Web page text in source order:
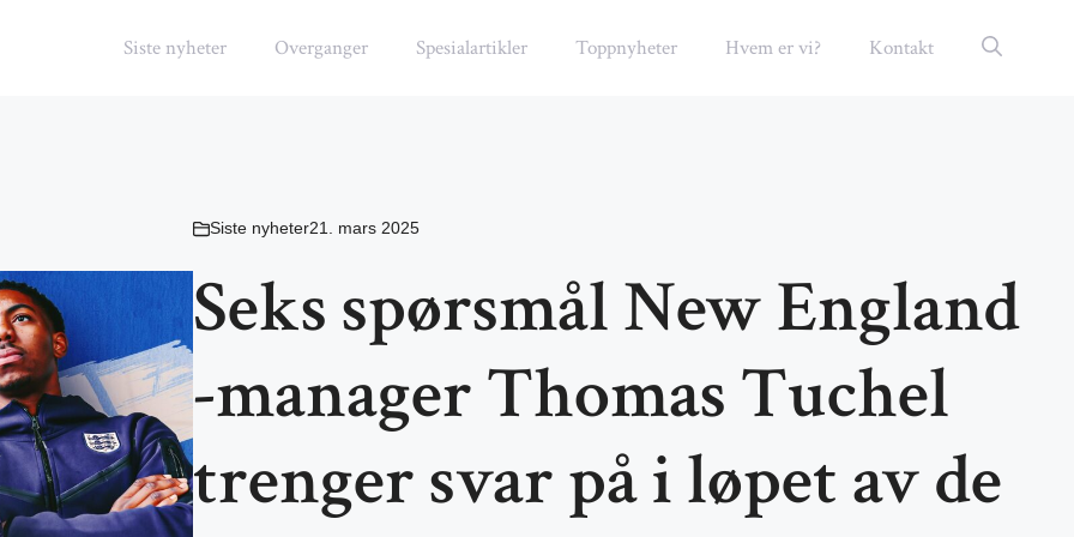
Siste nyheter Overganger Spesialartikler Toppnyheter Hvem er vi? Kontakt
Siste nyheter21. mars 2025
Seks spørsmål New England
-manager Thomas Tuchel
trenger svar på i løpet av de